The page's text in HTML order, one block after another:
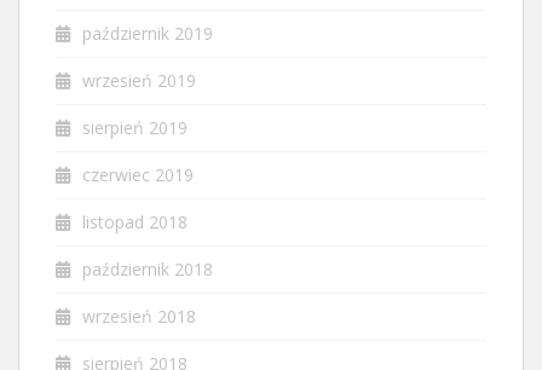
październik 2019
wrzesień 2019
sierpień 2019
czerwiec 2019
listopad 2018
październik 2018
wrzesień 2018
sierpień 2018